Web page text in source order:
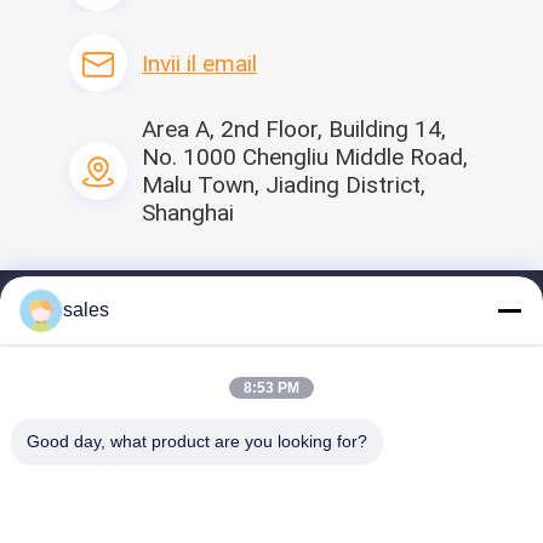
Invii il email
Area A, 2nd Floor, Building 14,
No. 1000 Chengliu Middle Road,
Malu Town, Jiading District,
Shanghai
sales
8:53 PM
Good day, what product are you looking for?